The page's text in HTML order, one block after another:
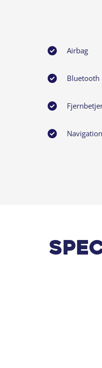
Airbag
Bluetooth
Navigation